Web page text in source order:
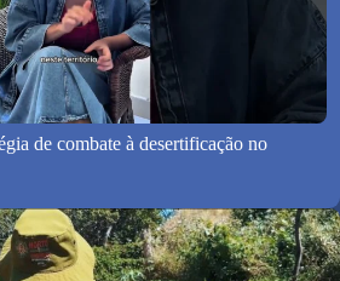
de combate à desertificação no